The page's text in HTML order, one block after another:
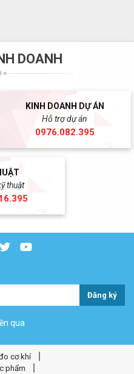
DOANH
KINH DOANH DỰ ÁN
Hỗ trợ dự án
0976.082.395
thuật
Đăng ký
qua
cơ khí
phẩm